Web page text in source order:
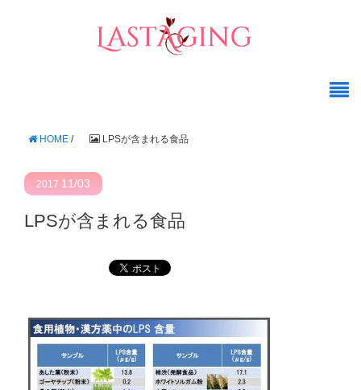
HOME / LPSが含まれる食品
2017 11/03
LPSが含まれる食品